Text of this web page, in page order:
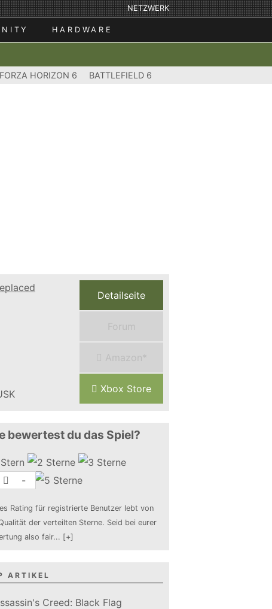
NETZWERK
HARDWARE
FORZA HORIZON 6 BATTLEFIELD 6
Detailseite
Forum
Amazon*
Xbox Store
bewertest du das Spiel?
-
Rating für registrierte Benutzer lebt von
der verteilten Sterne. Seid bei eurer
also fair... [+]
ARTIKEL